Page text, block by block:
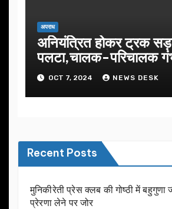
अपराध
अनियंत्रित होकर ट्रक
पलटा,चालक-परिचालक
OCT 7, 2024 NEWS DESK
Recent Posts
मुनिकीरेती प्रेस क्लब की गोष्ठी में
प्रेरणा लेने पर जोर